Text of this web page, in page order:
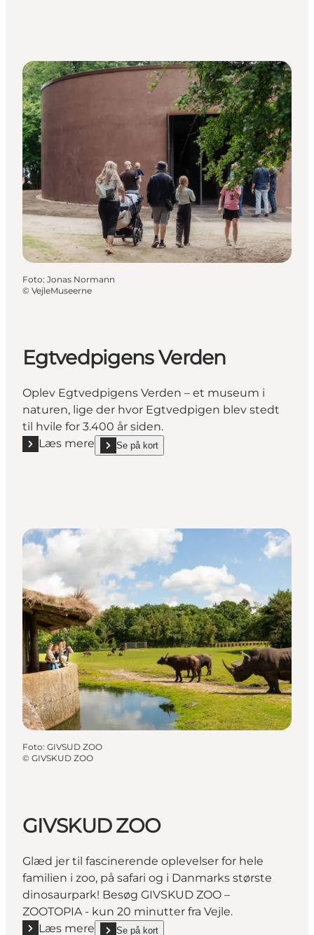
Foto: Jonas Normann
© VejleMuseerne
Egtvedpigens Verden
Oplev Egtvedpigens Verden – et museum i
naturen, lige der hvor Egtvedpigen blev stedt
til hvile for 3.400 år siden.
Læs mere
Læs mere "Egtvedpigens Verden"
Se på kort
show Egtvedpigens Verden on_map
Foto: GIVSUD ZOO
© GIVSKUD ZOO
GIVSKUD ZOO
Glæd jer til fascinerende oplevelser for hele
familien i zoo, på safari og i Danmarks største
dinosaurpark! Besøg GIVSKUD ZOO –
ZOOTOPIA - kun 20 minutter fra Vejle.
Læs mere
Se på kort